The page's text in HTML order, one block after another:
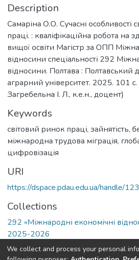
Description
Самаріна О.О. Сучасні особливості
праці. : кваліфікаційна робота на
вищої освіти Магістр за ОПП
відносини спеціальності 292
відносини. Полтава : Полтавський
аграрний університет. 2025. 101
Загребельна І. Л., к.е.н., доцент)
Keywords
світовий ринок праці, зайнятість,
міжнародна трудова міграція,
цифровізація
URI
https://dspace.pdau.edu.ua/handle/
Collections
292 «Міжнародні економічні
2025-2026
Full item page
We collect and process your personal